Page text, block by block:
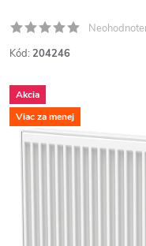
Kód: 204246
Akcia
Viac za menej